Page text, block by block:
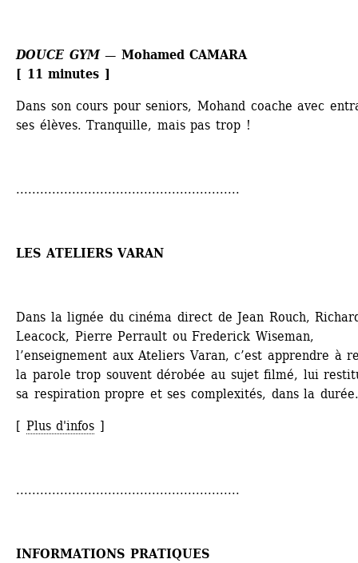
DOUCE GYM— Mohamed CAMARA
[ 11 minutes ]
Dans son cours pour seniors, Mohand coache avec
ses élèves. Tranquille, mais pas trop !
........................................................
LES ATELIERS VARAN
Dans la lignée du cinéma direct de Jean Rouch,
Leacock, Pierre Perrault ou Frederick Wiseman,
l’enseignement aux Ateliers Varan, c’est apprendre à
la parole trop souvent dérobée au sujet filmé, lui
sa respiration propre et ses complexités, dans la durée.
[ Plus d'infos ]
........................................................
INFORMATIONS PRATIQUES